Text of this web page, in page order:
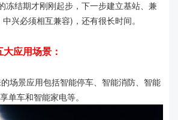
冻结期才刚刚起步，下一步建立基站、兼
兴必须相互兼容)，还有很长时间。
应用场景：
景应用包括智能停车、智能消防、智能
单车和智能家电等。